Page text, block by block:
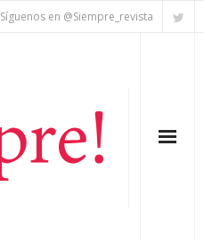
Síguenos en @Siempre_revista